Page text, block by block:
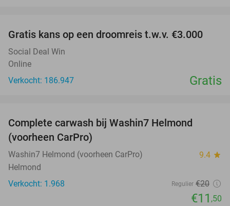
Gratis kans op een droomreis t.w.v. €3.000
Social Deal Win
Online
Verkocht: 186.947
Gratis
Complete carwash bij Washin7 Helmond
(voorheen CarPro)
Washin7 Helmond (voorheen CarPro) 9.4 star
Helmond
Verkocht: 1.968
Regulier €20
€11 ,50